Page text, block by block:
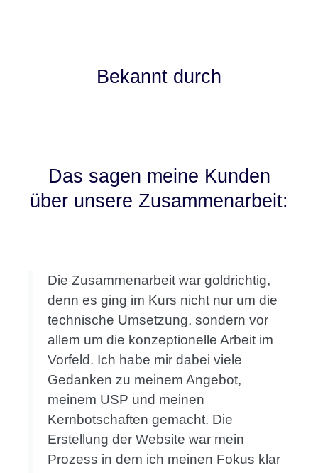
Bekannt durch
Das sagen meine Kunden
über unsere Zusammenarbeit:
Die Zusammenarbeit war goldrichtig,
denn es ging im Kurs nicht nur um die
technische Umsetzung, sondern vor
allem um die konzeptionelle Arbeit im
Vorfeld. Ich habe mir dabei viele
Gedanken zu meinem Angebot,
meinem USP und meinen
Kernbotschaften gemacht. Die
Erstellung der Website war mein
Prozess in dem ich meinen Fokus klar